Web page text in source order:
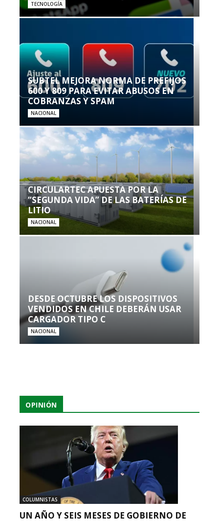
TECNOLOGÍA
SUBTEL MEJORA NORMA DE PREFIJOS
600 Y 809 PARA EVITAR ABUSOS EN
COBRANZAS Y SPAM
NACIONAL
CIRCULARTEC APUESTA POR LA
“SEGUNDA VIDA” DE LAS BATERÍAS DE
LITIO
NACIONAL
DESDE OCTUBRE LOS DISPOSITIVOS
VENDIDOS EN CHILE DEBERÁN USAR
CARGADOR TIPO C
NACIONAL
OPINIÓN
COLUMNISTAS
UN AÑO Y SEIS MESES DE GOBIERNO DE